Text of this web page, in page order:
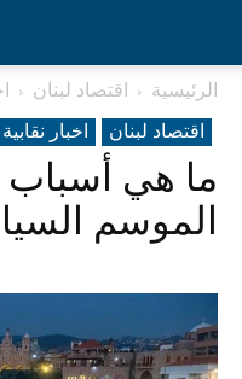
الرئيسية اقتصاد لبنان
اقتصاد لبنان
اخبار نقابية
ما هي أسباب
الموسم